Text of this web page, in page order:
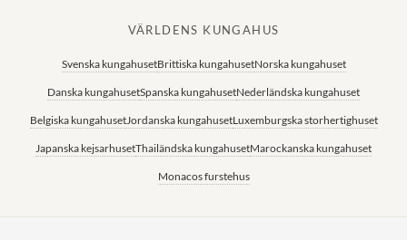
VÄRLDENS KUNGAHUS
Svenska kungahusetBrittiska kungahusetNorska kungahuset
Danska kungahusetSpanska kungahusetNederländska kungahuset
Belgiska kungahusetJordanska kungahusetLuxemburgska storhertighuset
Japanska kejsarhusetThailändska kungahusetMarockanska kungahuset
Monacos furstehus